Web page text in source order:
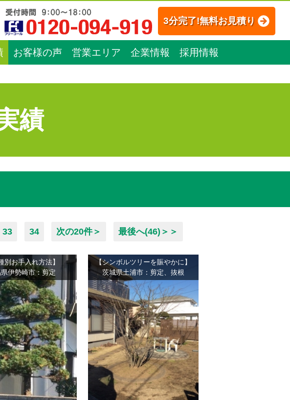
3分完了!無料お見積り
お客様の声 営業エリア 企業情報 採用情報
績
33 34 次の20件＞ 最後へ(46)＞＞
別お手入れ方法】
伊勢崎市：剪定
【シンボルツリーを賑やかに】
茨城県土浦市：剪定、抜根